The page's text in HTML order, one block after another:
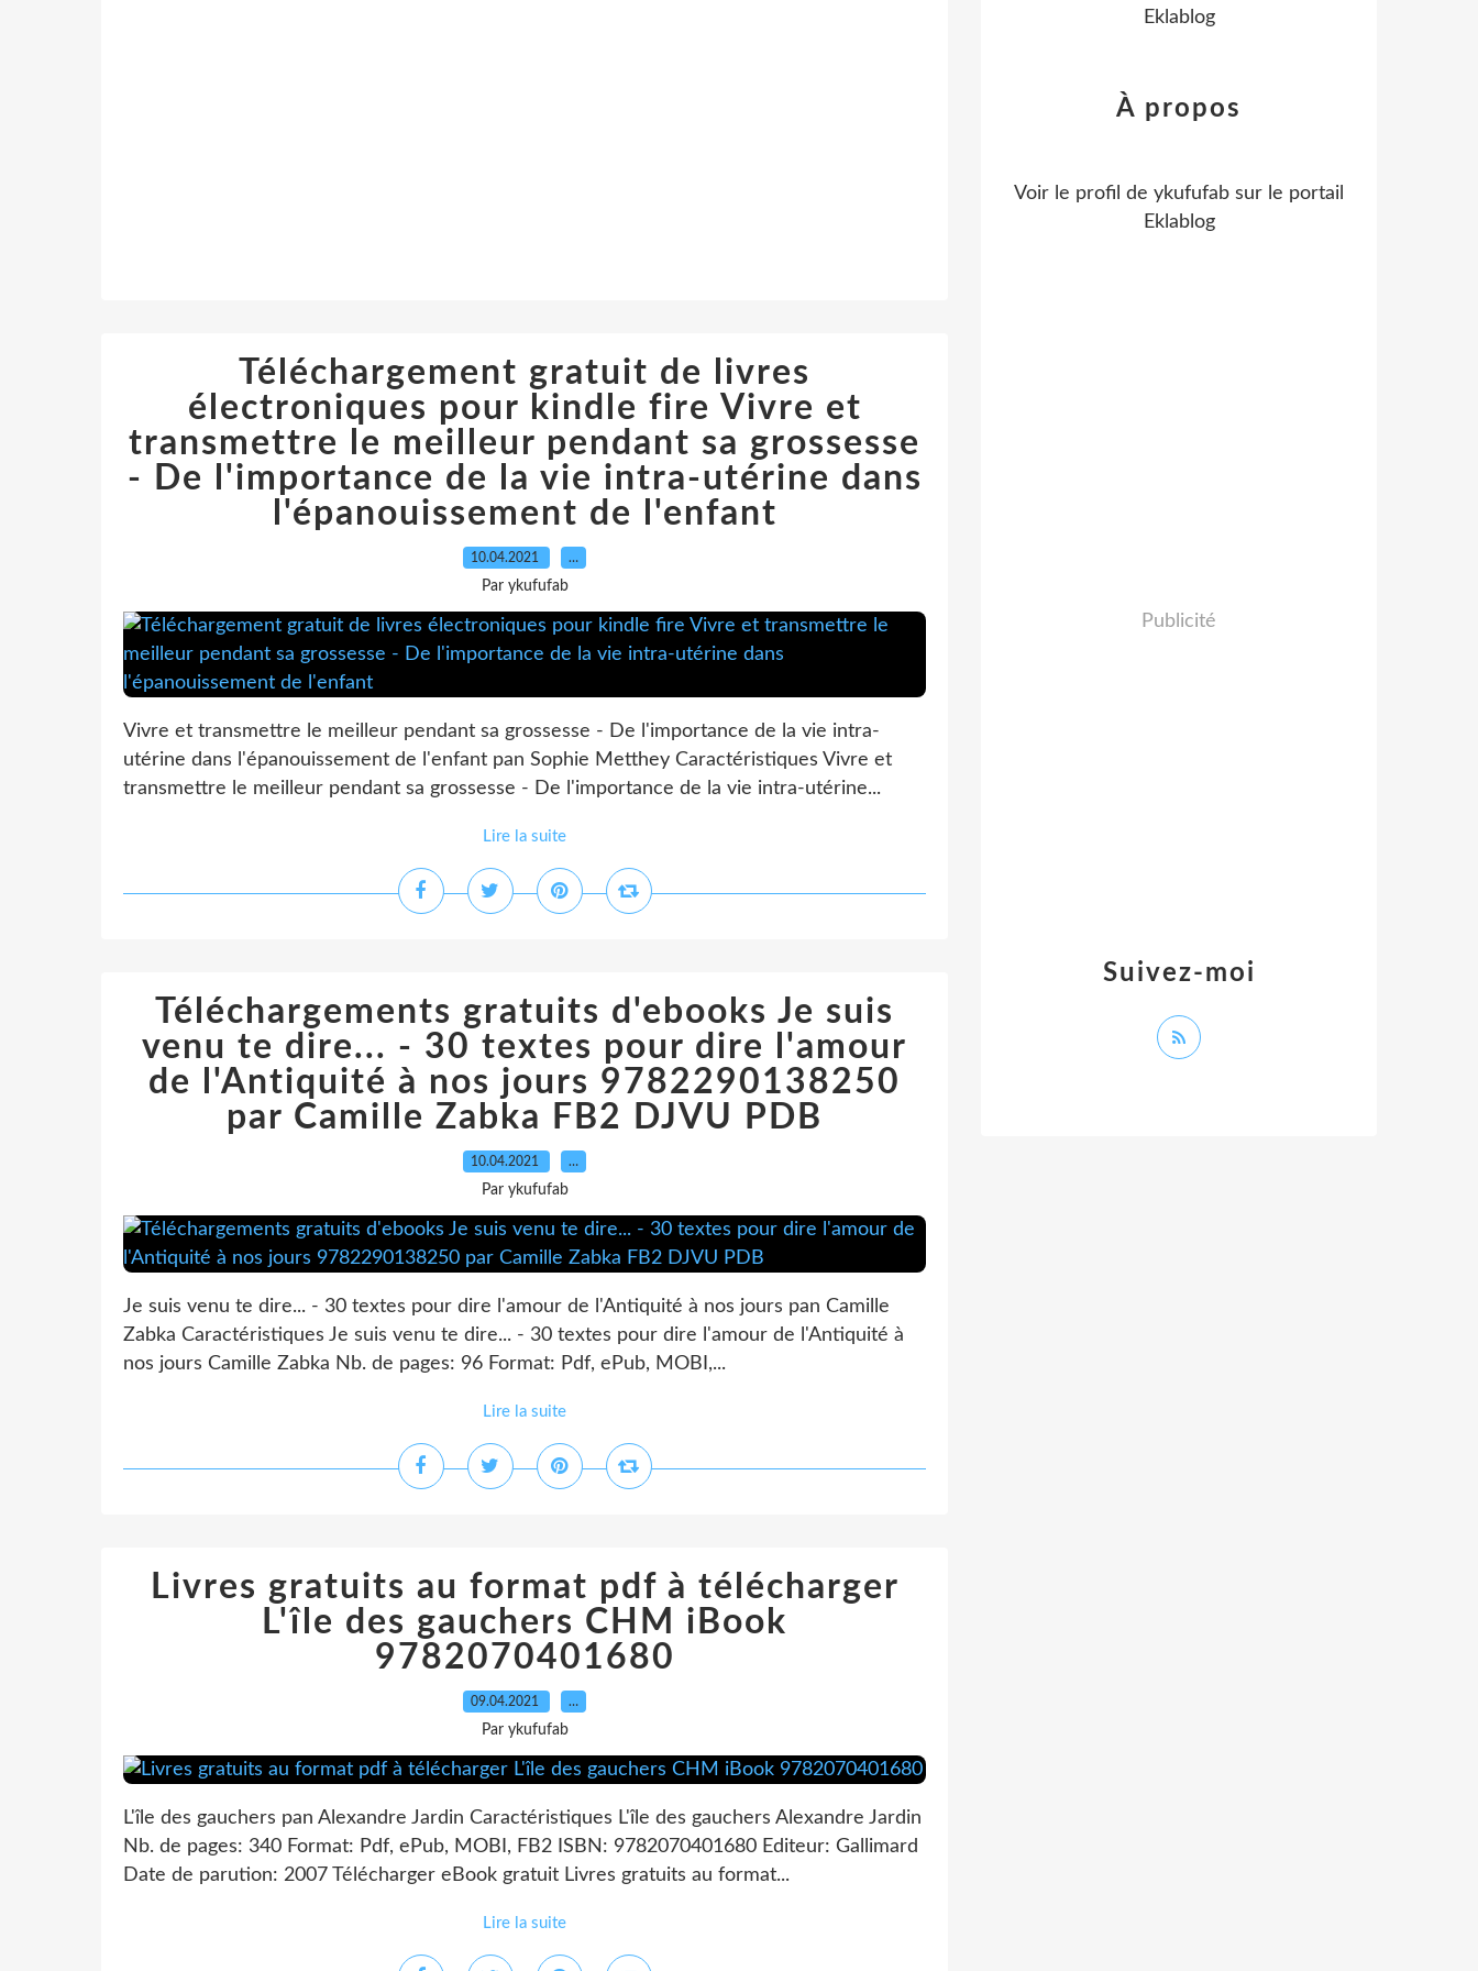
Téléchargement gratuit de livres
électroniques pour kindle fire Vivre et
transmettre le meilleur pendant sa grossesse
- De l'importance de la vie intra-utérine dans
l'épanouissement de l'enfant
10.04.2021 …
Par ykufufab
Vivre et transmettre le meilleur pendant sa grossesse - De l'importance de la vie intra-
utérine dans l'épanouissement de l'enfant pan Sophie Metthey Caractéristiques Vivre et
transmettre le meilleur pendant sa grossesse - De l'importance de la vie intra-utérine...
Lire la suite
Téléchargements gratuits d'ebooks Je suis
venu te dire... - 30 textes pour dire l'amour
de l'Antiquité à nos jours 9782290138250
par Camille Zabka FB2 DJVU PDB
10.04.2021 …
Par ykufufab
Je suis venu te dire... - 30 textes pour dire l'amour de l'Antiquité à nos jours pan Camille
Zabka Caractéristiques Je suis venu te dire... - 30 textes pour dire l'amour de l'Antiquité à
nos jours Camille Zabka Nb. de pages: 96 Format: Pdf, ePub, MOBI,...
Lire la suite
Livres gratuits au format pdf à télécharger
L'île des gauchers CHM iBook
9782070401680
09.04.2021 …
Par ykufufab
L'île des gauchers pan Alexandre Jardin Caractéristiques L'île des gauchers Alexandre Jardin
Nb. de pages: 340 Format: Pdf, ePub, MOBI, FB2 ISBN: 9782070401680 Editeur: Gallimard
Date de parution: 2007 Télécharger eBook gratuit Livres gratuits au format...
Lire la suite
Eklablog
Suivez-moi
À propos
Voir le profil de ykufufab sur le portail
Eklablog
Publicité